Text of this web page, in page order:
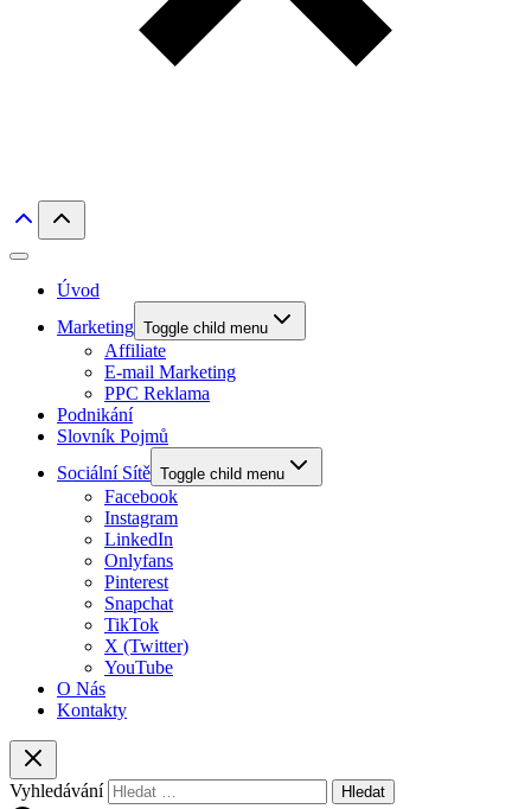
Úvod
Marketing Toggle child menu
Affiliate
E-mail Marketing
PPC Reklama
Podnikání
Slovník Pojmů
Sociální Sítě Toggle child menu
Facebook
Instagram
LinkedIn
Onlyfans
Pinterest
Snapchat
TikTok
X (Twitter)
YouTube
O Nás
Kontakty
Vyhledávání